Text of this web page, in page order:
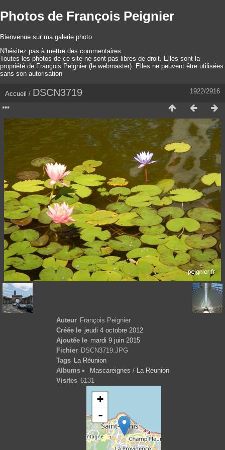
Photos de François Peignier
Bienvenue sur ma galerie photo
N'hésitez pas à mettre des commentaires
Toutes les photos de ce site ne sont pas libres de droit. Elles sont la
propriété de François Peignier (le webmaster). Elles ne peuvent être utilisées
sans son autorisation
1922/2916
Accueil / DSCN3719
Auteur François Peignier
Créée le jeudi 4 octobre 2012
Ajoutée le mardi 9 juin 2015
Fichier DSCN3719.JPG
Tags
La Réunion
Albums
Mascareignes /
La Reunion
Visites 6131
+
-